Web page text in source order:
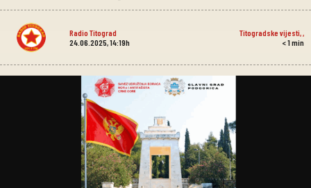
Radio Titograd Titogradske vijesti
24.06.2025, 14:19h
< 1min